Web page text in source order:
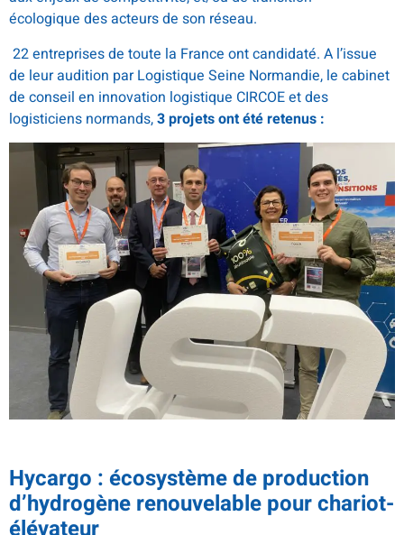
écologique des acteurs de son réseau.
22 entreprises de toute la France ont candidaté. A l’issue
de leur audition par Logistique Seine Normandie, le cabinet
de conseil en innovation logistique CIRCOE et des
logisticiens normands,3 projets ont été retenus :
Hycargo : écosystème de production
d’hydrogène renouvelable pour chariot-